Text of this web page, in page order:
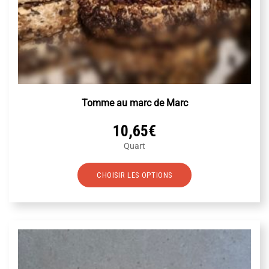
Tomme au marc de Marc
10,65€
Quart
CHOISIR LES OPTIONS
Ce
variations.
options